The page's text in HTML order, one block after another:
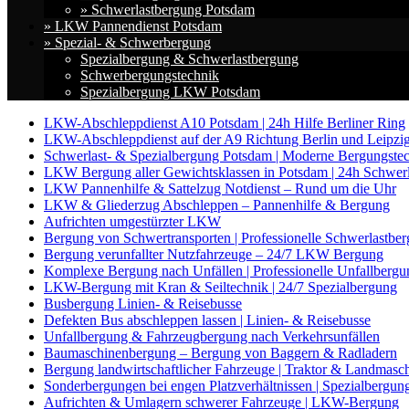
» Schwerlastbergung Potsdam
» LKW Pannendienst Potsdam
» Spezial- & Schwerbergung
Spezialbergung & Schwerlastbergung
Schwerbergungstechnik
Spezialbergung LKW Potsdam
LKW-Abschleppdienst A10 Potsdam | 24h Hilfe Berliner Ring
LKW-Abschleppdienst auf der A9 Richtung Berlin und
Schwerlast- & Spezialbergung Potsdam | Moderne
LKW Bergung aller Gewichtsklassen in Potsdam | 24h
LKW Pannenhilfe & Sattelzug Notdienst – Rund um die Uhr
LKW & Gliederzug Abschleppen – Pannenhilfe & Bergung
Aufrichten umgestürzter LKW
Bergung von Schwertransporten | Professionelle
Bergung verunfallter Nutzfahrzeuge – 24/7 LKW Bergung
Komplexe Bergung nach Unfällen | Professionelle
LKW-Bergung mit Kran & Seiltechnik | 24/7 Spezialbergung
Busbergung Linien- & Reisebusse
Defekten Bus abschleppen lassen | Linien- & Reisebusse
Unfallbergung & Fahrzeugbergung nach Verkehrsunfällen
Baumaschinenbergung – Bergung von Baggern & Radladern
Bergung landwirtschaftlicher Fahrzeuge | Traktor &
Sonderbergungen bei engen Platzverhältnissen |
Aufrichten & Umlagern schwerer Fahrzeuge | LKW-Bergung